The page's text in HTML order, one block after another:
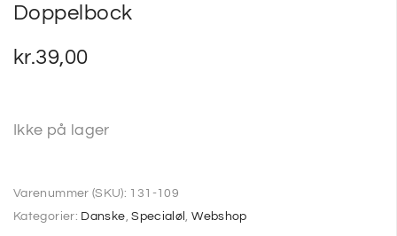
Doppelbock
kr.39,00
Ikke på lager
Varenummer (SKU): 131-109
Kategorier: Danske ,Specialøl ,Webshop